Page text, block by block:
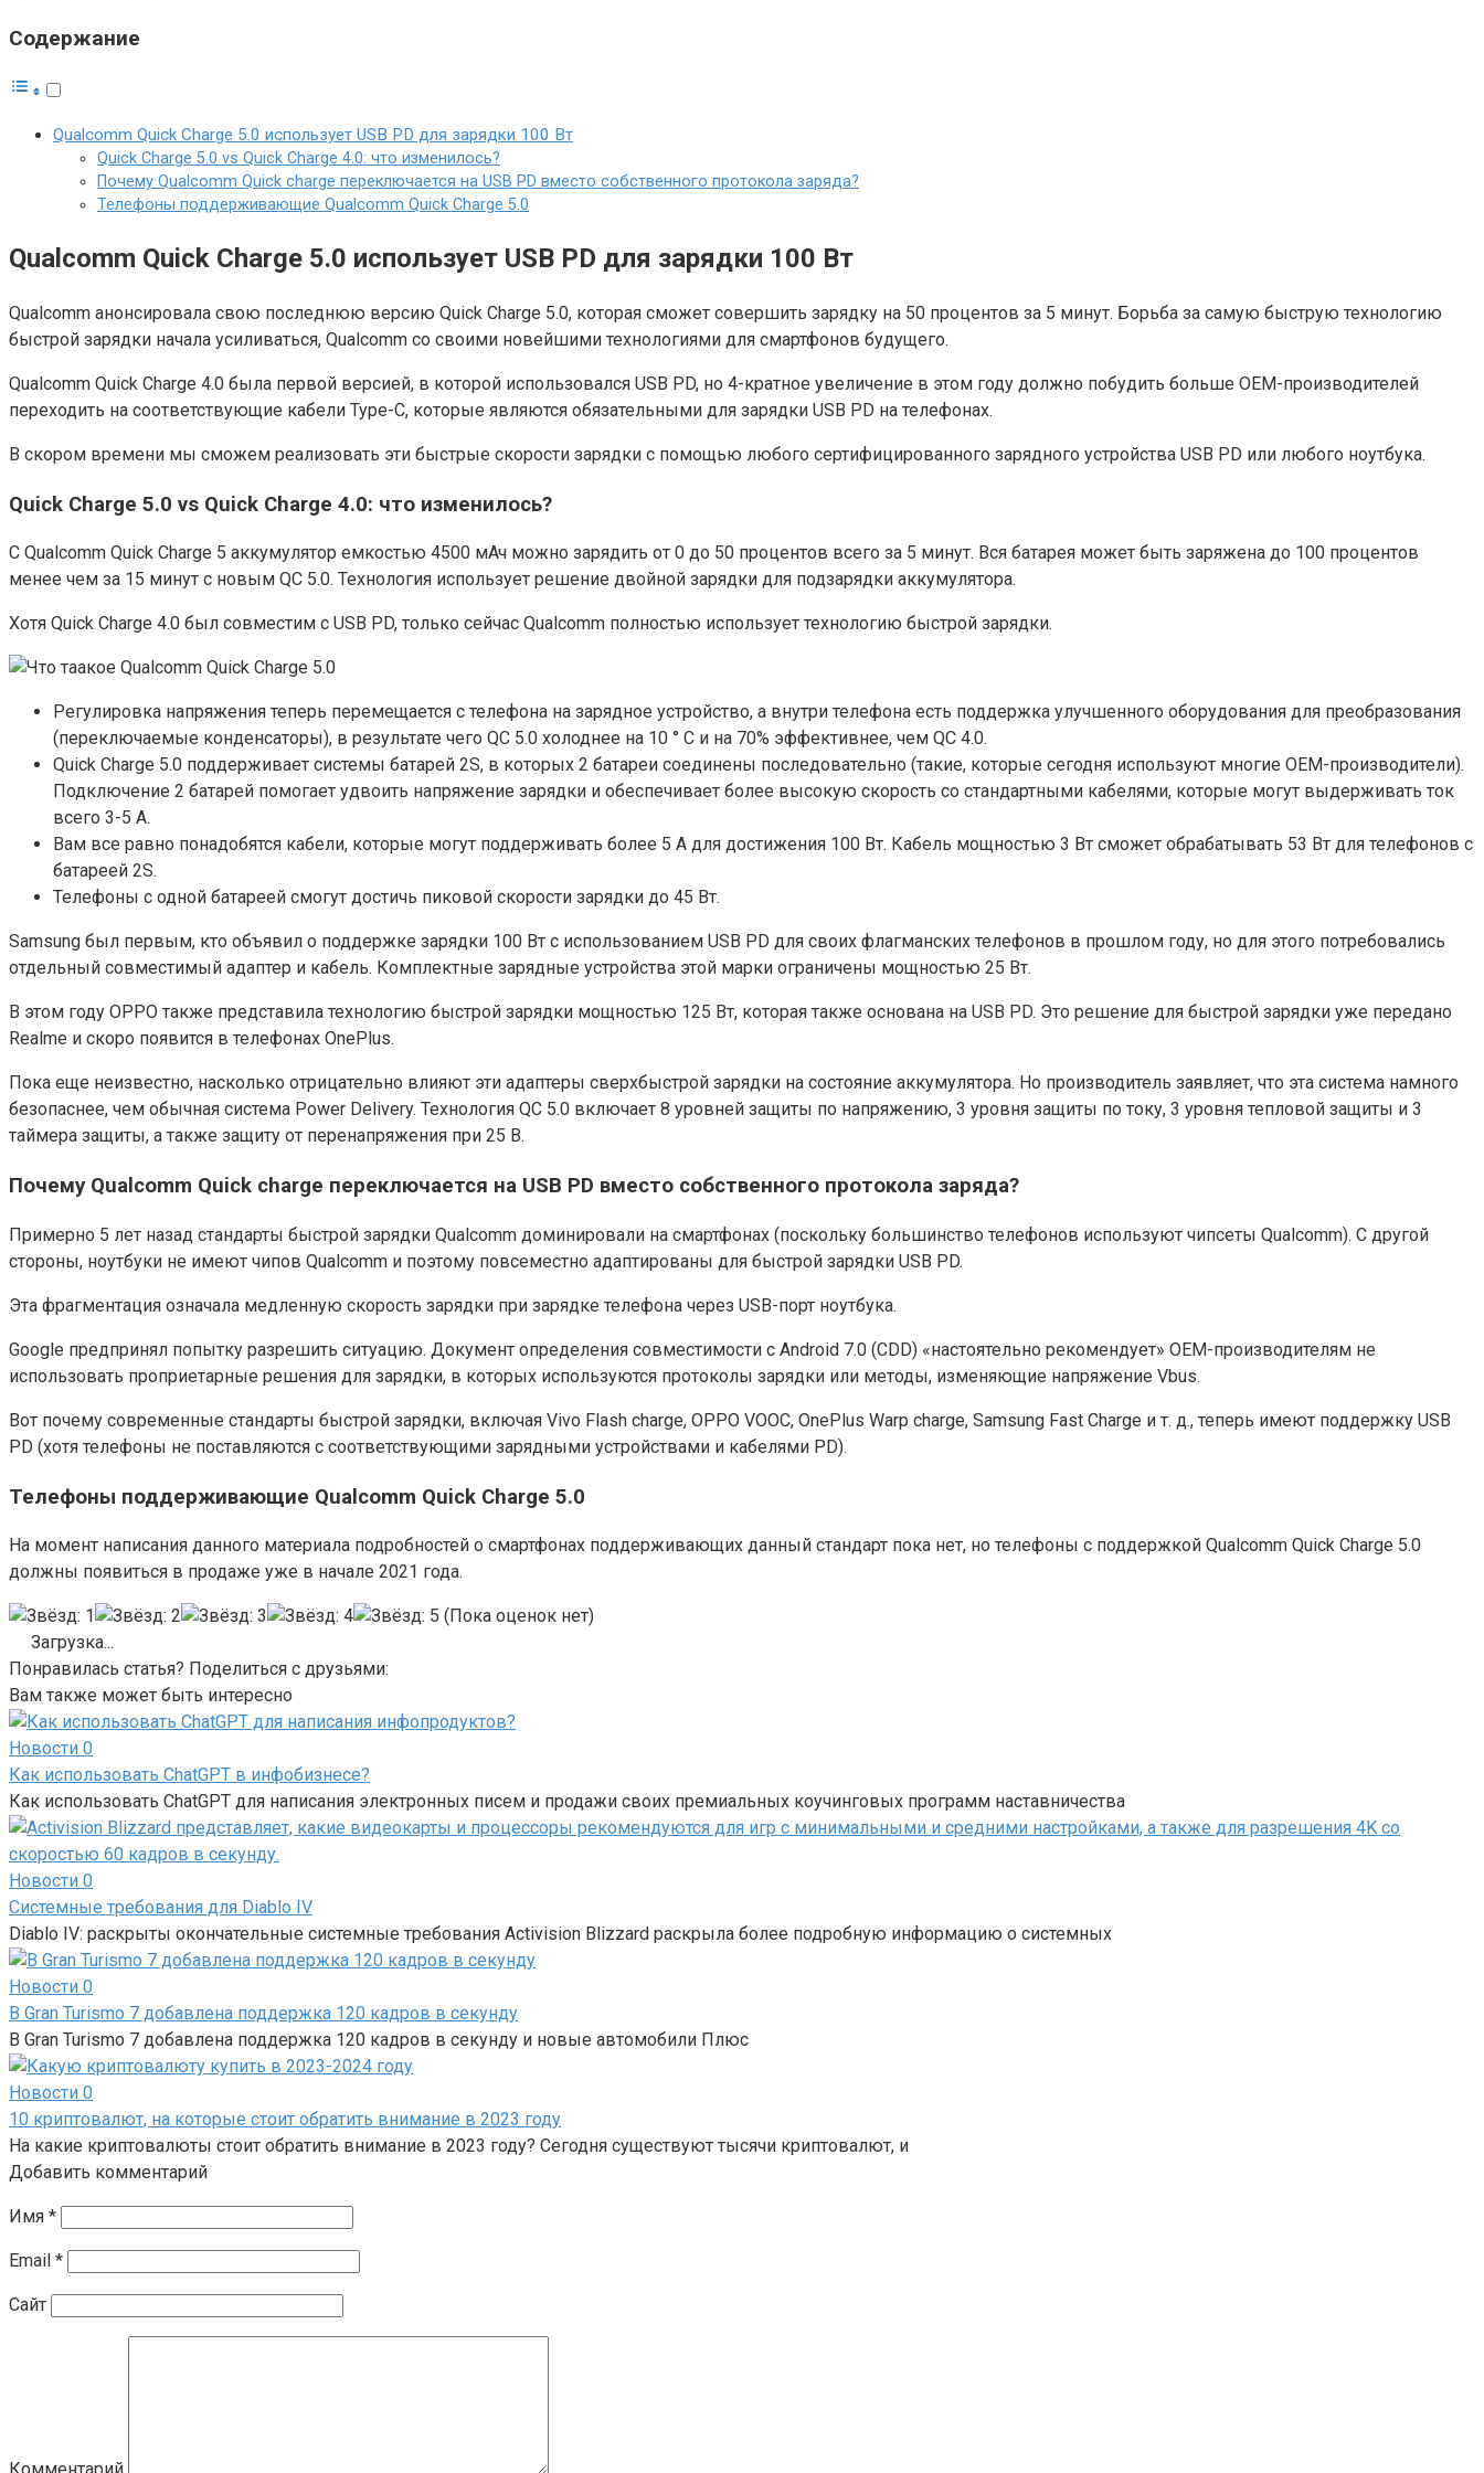
Содержание
Qualcomm Quick Charge 5.0 использует USB PD для зарядки 100 Вт
Quick Charge 5.0 vs Quick Charge 4.0: что изменилось?
Почему Qualcomm Quick charge переключается на USB PD вместо собственного протокола заряда?
Телефоны поддерживающие Qualcomm Quick Charge 5.0
Qualcomm Quick Charge 5.0 использует USB PD для зарядки 100 Вт
Qualcomm анонсировала свою последнюю версию Quick Charge 5.0, которая сможет совершить зарядку на 50 процентов за 5 минут. Борьба за самую быструю технологию
быстрой зарядки начала усиливаться, Qualcomm со своими новейшими технологиями для смартфонов будущего.
Qualcomm Quick Charge 4.0 была первой версией, в которой использовался USB PD, но 4-кратное увеличение в этом году должно побудить больше OEM-производителей
переходить на соответствующие кабели Type-C, которые являются обязательными для зарядки USB PD на телефонах.
В скором времени мы сможем реализовать эти быстрые скорости зарядки с помощью любого сертифицированного зарядного устройства USB PD или любого ноутбука.
Quick Charge 5.0 vs Quick Charge 4.0: что изменилось?
С Qualcomm Quick Charge 5 аккумулятор емкостью 4500 мАч можно зарядить от 0 до 50 процентов всего за 5 минут. Вся батарея может быть заряжена до 100 процентов
менее чем за 15 минут с новым QC 5.0. Технология использует решение двойной зарядки для подзарядки аккумулятора.
Хотя Quick Charge 4.0 был совместим с USB PD, только сейчас Qualcomm полностью использует технологию быстрой зарядки.
Регулировка напряжения теперь перемещается с телефона на зарядное устройство, а внутри телефона есть поддержка улучшенного оборудования для преобразования
(переключаемые конденсаторы), в результате чего QC 5.0 холоднее на 10 ° C и на 70% эффективнее, чем QC 4.0.
Quick Charge 5.0 поддерживает системы батарей 2S, в которых 2 батареи соединены последовательно (такие, которые сегодня используют многие OEM-производители).
Подключение 2 батарей помогает удвоить напряжение зарядки и обеспечивает более высокую скорость со стандартными кабелями, которые могут выдерживать ток
всего 3-5 А.
Вам все равно понадобятся кабели, которые могут поддерживать более 5 А для достижения 100 Вт. Кабель мощностью 3 Вт сможет обрабатывать 53 Вт для телефонов с
батареей 2S.
Телефоны с одной батареей смогут достичь пиковой скорости зарядки до 45 Вт.
Samsung был первым, кто объявил о поддержке зарядки 100 Вт с использованием USB PD для своих флагманских телефонов в прошлом году, но для этого потребовались
отдельный совместимый адаптер и кабель. Комплектные зарядные устройства этой марки ограничены мощностью 25 Вт.
В этом году OPPO также представила технологию быстрой зарядки мощностью 125 Вт, которая также основана на USB PD. Это решение для быстрой зарядки уже передано
Realme и скоро появится в телефонах OnePlus.
Пока еще неизвестно, насколько отрицательно влияют эти адаптеры сверхбыстрой зарядки на состояние аккумулятора. Но производитель заявляет, что эта система намного
безопаснее, чем обычная система Power Delivery. Технология QC 5.0 включает 8 уровней защиты по напряжению, 3 уровня защиты по току, 3 уровня тепловой защиты и 3
таймера защиты, а также защиту от перенапряжения при 25 В.
Почему Qualcomm Quick charge переключается на USB PD вместо собственного протокола заряда?
Примерно 5 лет назад стандарты быстрой зарядки Qualcomm доминировали на смартфонах (поскольку большинство телефонов используют чипсеты Qualcomm). С другой
стороны, ноутбуки не имеют чипов Qualcomm и поэтому повсеместно адаптированы для быстрой зарядки USB PD.
Эта фрагментация означала медленную скорость зарядки при зарядке телефона через USB-порт ноутбука.
Google предпринял попытку разрешить ситуацию. Документ определения совместимости с Android 7.0 (CDD) «настоятельно рекомендует» OEM-производителям не
использовать проприетарные решения для зарядки, в которых используются протоколы зарядки или методы, изменяющие напряжение Vbus.
Вот почему современные стандарты быстрой зарядки, включая Vivo Flash charge, OPPO VOOC, OnePlus Warp charge, Samsung Fast Charge и т. д., теперь имеют поддержку USB
PD (хотя телефоны не поставляются с соответствующими зарядными устройствами и кабелями PD).
Телефоны поддерживающие Qualcomm Quick Charge 5.0
На момент написания данного материала подробностей о смартфонах поддерживающих данный стандарт пока нет, но телефоны с поддержкой Qualcomm Quick Charge 5.0
должны появиться в продаже уже в начале 2021 года.
(Пока оценок нет)
Загрузка...
Понравилась статья? Поделиться с друзьями:
Вам также может быть интересно
Новости 0
Как использовать ChatGPT в инфобизнесе?
Как использовать ChatGPT для написания электронных писем и продажи своих премиальных коучинговых программ наставничества
Новости 0
Системные требования для Diablo IV
Diablo IV: раскрыты окончательные системные требования Activision Blizzard раскрыла более подробную информацию о системных
Новости 0
В Gran Turismo 7 добавлена ​​поддержка 120 кадров в секунду
В Gran Turismo 7 добавлена ​​поддержка 120 кадров в секунду и новые автомобили Плюс
Новости 0
10 криптовалют, на которые стоит обратить внимание в 2023 году
На какие криптовалюты стоит обратить внимание в 2023 году? Сегодня существуют тысячи криптовалют, и
Добавить комментарий
Имя *
Email *
Сайт